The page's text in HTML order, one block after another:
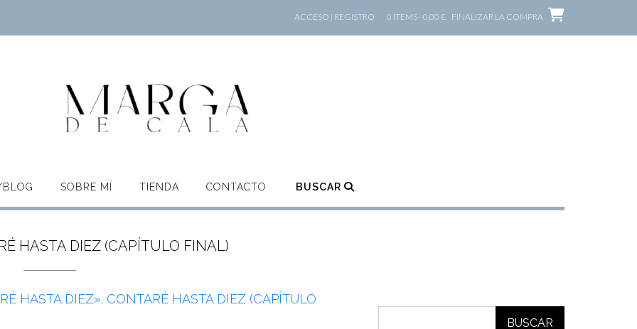
ACCESO | REGISTRO 0 ITEMS - 0,00 € FINALIZAR LA COMPRA
BLOG SOBRE MÍ TIENDA CONTACTO BUSCAR
HASTA DIEZ (CAPÍTULO FINAL)
HASTA DIEZ». CONTARÉ HASTA DIEZ (CAPÍTULO
BUSCAR